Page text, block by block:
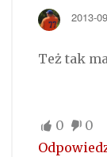
2013-
Też tak
0
0